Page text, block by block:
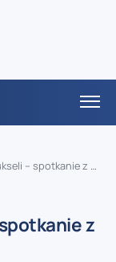
z belgijską parą królewską
z